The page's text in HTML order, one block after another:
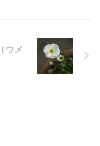
殖えすぎるということ
ので、手間がかから
れいな花を楽しめる植
。 丈が少しあります
ウメ